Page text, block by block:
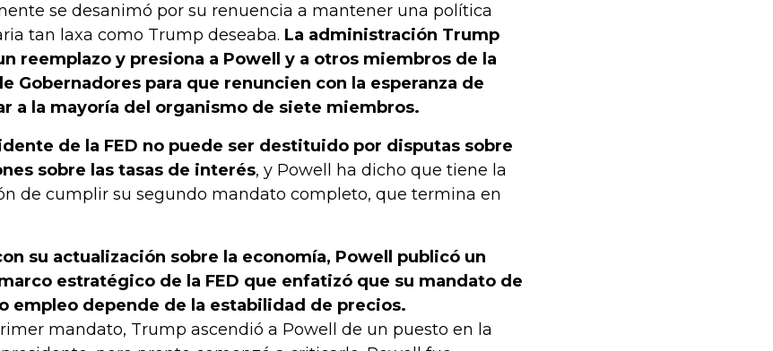
se desanimó por su renuencia a mantener una política
tan laxa como Trump deseaba. La administración Trump
reemplazo y presiona a Powell y a otros miembros de la
Gobernadores para que renuncien con la esperanza de
a la mayoría del organismo de siete miembros.
de la FED no puede ser destituido por disputas sobre
sobre las tasas de interés, y Powell ha dicho que tiene la
de cumplir su segundo mandato completo, que termina en
su actualización sobre la economía, Powell publicó un
estratégico de la FED que enfatizó que su mandato de
empleo depende de la estabilidad de precios.
mandato, Trump ascendió a Powell de un puesto en la